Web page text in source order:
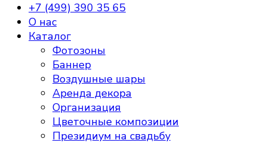
+7 (499) 390 35 65
О нас
Каталог
Фотозоны
Баннер
Воздушные шары
Аренда декора
Организация
Цветочные композиции
Президиум на свадьбу